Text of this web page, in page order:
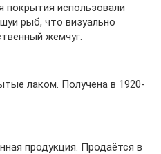
покрытия использовали
рыб, что визуально
жемчуг.
лаком. Получена в 1920-
продукция. Продаётся в